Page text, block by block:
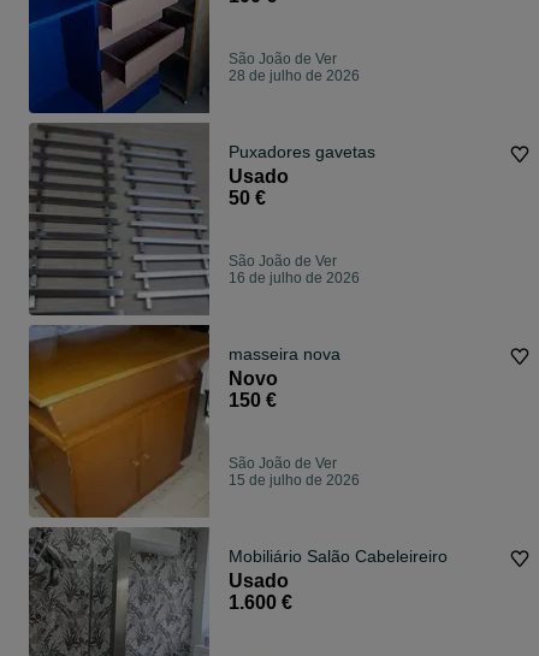
São João de Ver
28 de julho de 2026
Puxadores gavetas
Usado
50 €
São João de Ver
16 de julho de 2026
masseira nova
Novo
150 €
São João de Ver
15 de julho de 2026
Mobiliário Salão Cabeleireiro
Usado
1.600 €